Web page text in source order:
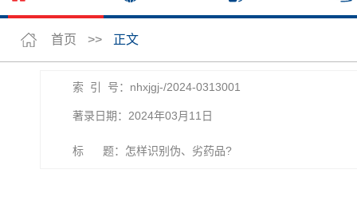
首页 >> 正文
索 引 号：nhxjgj-/2024-0313001
著录日期：2024年03月11日
标 题：怎样识别伪、劣药品?